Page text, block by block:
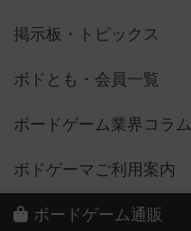
掲示板・トピックス
ボドとも・会員一覧
ボードゲーム業界コラム
ボドゲーマご利用案内
ボードゲーム通販